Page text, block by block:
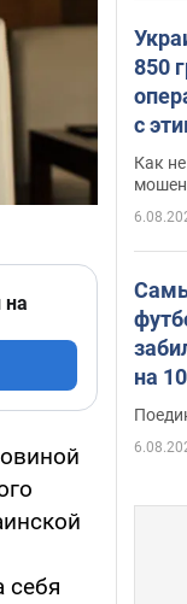
на
себя
850
с
Как
на